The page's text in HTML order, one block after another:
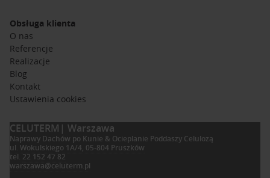
Obsługa klienta
O nas
Referencje
Realizacje
Blog
Kontakt
Ustawienia cookies
CELUTERM
Naprawy Dachów po Kunie & Ocieplanie Poddaszy Celulozą
| Warszawa
ul. Wokulskiego 1A/4, 05-804 Pruszków
tel. 22 152 47 82
warszawa@celuterm.pl